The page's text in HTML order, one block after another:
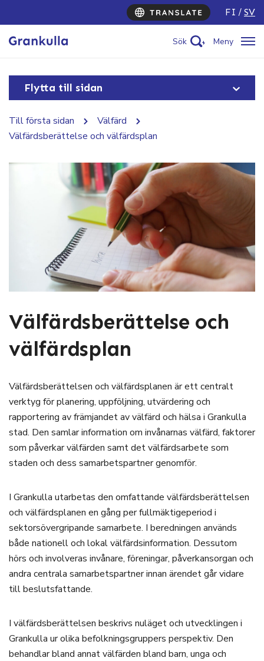
FI SV
Sök Meny
Flytta till sidan
Till första sidan
Välfärd
Välfärdsberättelse och välfärdsplan
Välfärdsberättelse och
välfärdsplan
Välfärdsberättelsen och välfärdsplanen är ett centralt
verktyg för planering, uppföljning, utvärdering och
rapportering av främjandet av välfärd och hälsa i Grankulla
stad. Den samlar information om invånarnas välfärd, faktorer
som påverkar välfärden samt det välfärdsarbete som
staden och dess samarbetspartner genomför.
I Grankulla utarbetas den omfattande välfärdsberättelsen
och välfärdsplanen en gång per fullmäktigeperiod i
sektorsövergripande samarbete. I beredningen används
både nationell och lokal välfärdsinformation. Dessutom
hörs och involveras invånare, föreningar, påverkansorgan och
andra centrala samarbetspartner innan ärendet går vidare
till beslutsfattande.
I välfärdsberättelsen beskrivs nuläget och utvecklingen i
Grankulla ur olika befolkningsgruppers perspektiv. Den
behandlar bland annat välfärden bland barn, unga och